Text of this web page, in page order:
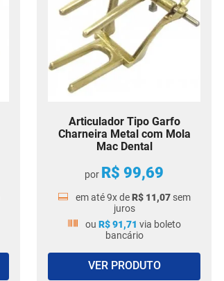
Articulador Tipo Garfo
Charneira Metal com Mola
Mac Dental
por R$ 99,69
em até9x deR$ 11,07 sem
juros
ou R$91,71 via boleto
bancário
VER PRODUTO